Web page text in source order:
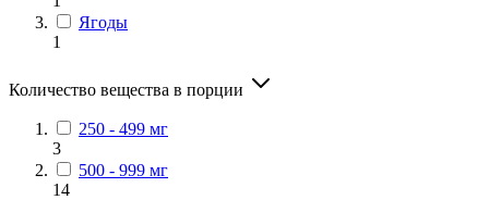
Ягоды
1
Количество вещества в порции
250 - 499 мг
3
500 - 999 мг
14